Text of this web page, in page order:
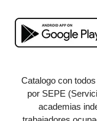
Catalogo con
por SEPE
academias